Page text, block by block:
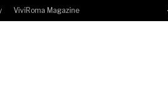
ViviRoma Magazine